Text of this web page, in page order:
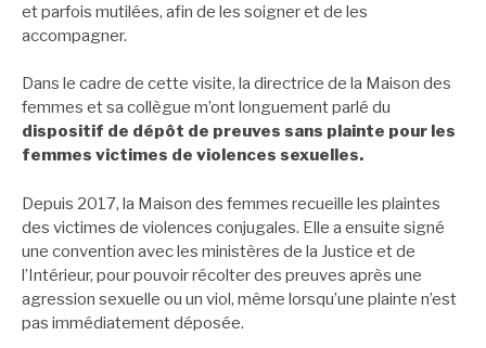
et parfois mutilées, afin de les soigner et de les
accompagner.
Dans le cadre de cette visite, la directrice de la Maison des
femmes et sa collègue m’ont longuement parlé du
dispositif de dépôt de preuves sans plainte pour les
femmes victimes de violences sexuelles.
Depuis 2017, la Maison des femmes recueille les plaintes
des victimes de violences conjugales. Elle a ensuite signé
une convention avec les ministères de la Justice et de
l’Intérieur, pour pouvoir récolter des preuves après une
agression sexuelle ou un viol, même lorsqu’une plainte n’est
pas immédiatement déposée.